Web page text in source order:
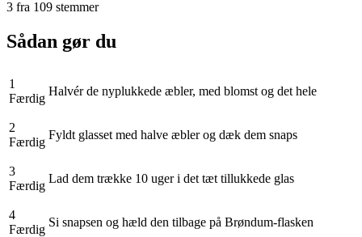
3 fra 109 stemmer
Sådan gør du
1
Færdig
Halvér de nyplukkede æbler, med blomst og det hele
2
Færdig
Fyldt glasset med halve æbler og dæk dem snaps
3
Færdig
Lad dem trække 10 uger i det tæt tillukkede glas
4
Færdig
Si snapsen og hæld den tilbage på Brøndum-flasken